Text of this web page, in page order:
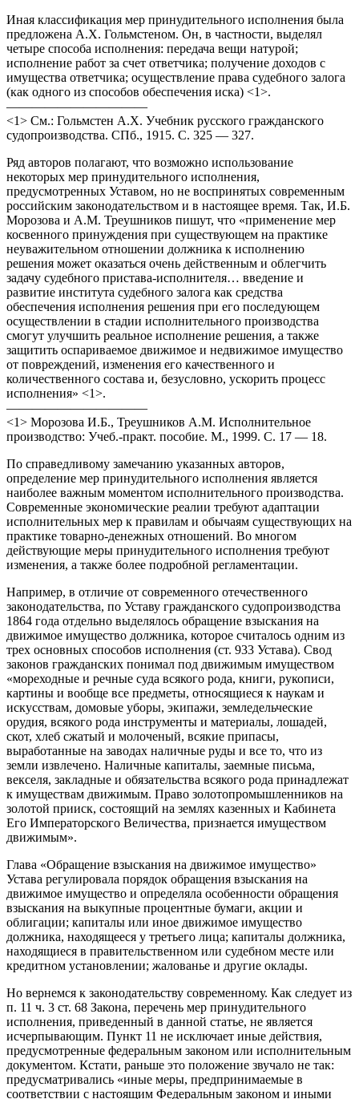
Иная классификация мер принудительного исполнения была
предложена А.Х. Гольмстеном. Он, в частности, выделял
четыре способа исполнения: передача вещи натурой;
исполнение работ за счет ответчика; получение доходов с
имущества ответчика; осуществление права судебного залога
(как одного из способов обеспечения иска) <1>.
———————————
<1> См.: Гольмстен А.Х. Учебник русского гражданского
судопроизводства. СПб., 1915. С. 325 — 327.
Ряд авторов полагают, что возможно использование
некоторых мер принудительного исполнения,
предусмотренных Уставом, но не воспринятых современным
российским законодательством и в настоящее время. Так, И.Б.
Морозова и А.М. Треушников пишут, что «применение мер
косвенного принуждения при существующем на практике
неуважительном отношении должника к исполнению
решения может оказаться очень действенным и облегчить
задачу судебного пристава-исполнителя… введение и
развитие института судебного залога как средства
обеспечения исполнения решения при его последующем
осуществлении в стадии исполнительного производства
смогут улучшить реальное исполнение решения, а также
защитить оспариваемое движимое и недвижимое имущество
от повреждений, изменения его качественного и
количественного состава и, безусловно, ускорить процесс
исполнения» <1>.
———————————
<1> Морозова И.Б., Треушников А.М. Исполнительное
производство: Учеб.-практ. пособие. М., 1999. С. 17 — 18.
По справедливому замечанию указанных авторов,
определение мер принудительного исполнения является
наиболее важным моментом исполнительного производства.
Современные экономические реалии требуют адаптации
исполнительных мер к правилам и обычаям существующих на
практике товарно-денежных отношений. Во многом
действующие меры принудительного исполнения требуют
изменения, а также более подробной регламентации.
Например, в отличие от современного отечественного
законодательства, по Уставу гражданского судопроизводства
1864 года отдельно выделялось обращение взыскания на
движимое имущество должника, которое считалось одним из
трех основных способов исполнения (ст. 933 Устава). Свод
законов гражданских понимал под движимым имуществом
«мореходные и речные суда всякого рода, книги, рукописи,
картины и вообще все предметы, относящиеся к наукам и
искусствам, домовые уборы, экипажи, земледельческие
орудия, всякого рода инструменты и материалы, лошадей,
скот, хлеб сжатый и молоченый, всякие припасы,
выработанные на заводах наличные руды и все то, что из
земли извлечено. Наличные капиталы, заемные письма,
векселя, закладные и обязательства всякого рода принадлежат
к имуществам движимым. Право золотопромышленников на
золотой прииск, состоящий на землях казенных и Кабинета
Его Императорского Величества, признается имуществом
движимым».
Глава «Обращение взыскания на движимое имущество»
Устава регулировала порядок обращения взыскания на
движимое имущество и определяла особенности обращения
взыскания на выкупные процентные бумаги, акции и
облигации; капиталы или иное движимое имущество
должника, находящееся у третьего лица; капиталы должника,
находящиеся в правительственном или судебном месте или
кредитном установлении; жалованье и другие оклады.
Но вернемся к законодательству современному. Как следует из
п. 11 ч. 3 ст. 68 Закона, перечень мер принудительного
исполнения, приведенный в данной статье, не является
исчерпывающим. Пункт 11 не исключает иные действия,
предусмотренные федеральным законом или исполнительным
документом. Кстати, раньше это положение звучало не так:
предусматривались «иные меры, предпринимаемые в
соответствии с настоящим Федеральным законом и иными